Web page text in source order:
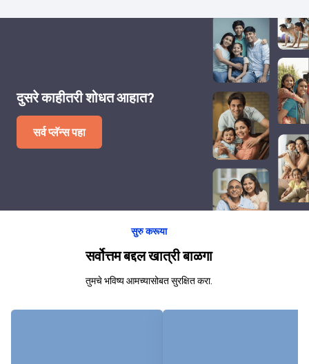
दुसरे काहीतरी शोधत आहात?
सर्व प्लॅन्स पहा
सुरु करूया
सर्वोत्तम बद्दल खात्री बाळगा
तुमचे भविष्य आमच्यासोबत सुरक्षित करा.